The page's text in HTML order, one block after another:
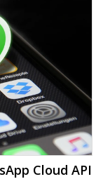
Cloud API